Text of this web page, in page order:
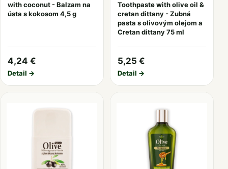
with coconut - Balzam na
ústa s kokosom 4,5 g
4,24 €
Detail →
Toothpaste with olive oil &
cretan dittany - Zubná
pasta s olivovým olejom a
Cretan dittany 75 ml
5,25 €
Detail →